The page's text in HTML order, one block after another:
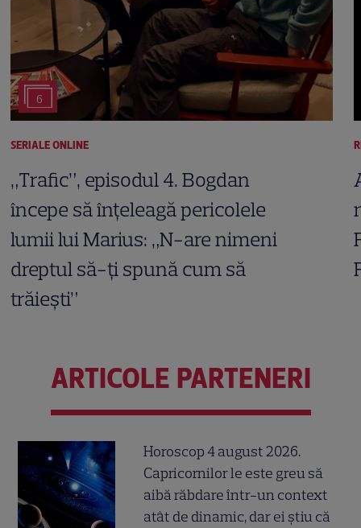
6
SERIALE ONLINE
„Trafic”, episodul 4. Bogdan
începe să înțeleagă pericolele
lumii lui Marius: „N-are nimeni
dreptul să-ți spună cum să
trăiești”
ARTICOLE PARTENERI
Horoscop 4 august 2026.
Capricornilor le este greu să
aibă răbdare într-un context
atât de dinamic, dar ei știu că